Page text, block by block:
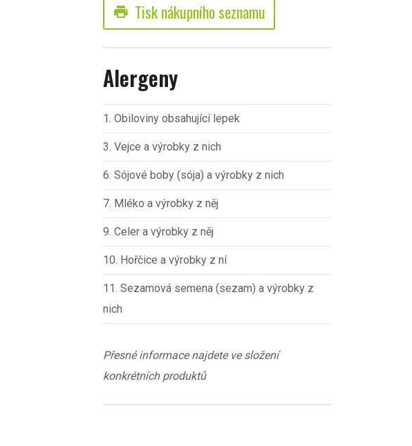
print Tisk nákupního seznamu
Alergeny
1. Obiloviny obsahující lepek
3. Vejce a výrobky z nich
6. Sójové boby (sója) a výrobky z nich
7. Mléko a výrobky z něj
9. Celer a výrobky z něj
10. Hořčice a výrobky z ní
11. Sezamová semena (sezam) a výrobky z
nich
Přesné informace najdete ve složení
konkrétních produktů